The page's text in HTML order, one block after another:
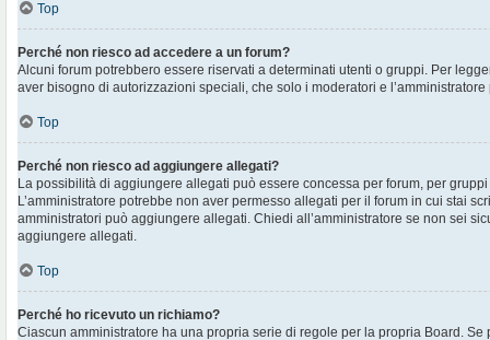
Top
Perché non riesco ad accedere a un forum?
Alcuni forum potrebbero essere riservati a determinati utenti o gruppi. Per
aver bisogno di autorizzazioni speciali, che solo i moderatori e
Top
Perché non riesco ad aggiungere allegati?
La possibilità di aggiungere allegati può essere concessa per forum, per
L’amministratore potrebbe non aver permesso allegati per il forum in cui stai
amministratori può aggiungere allegati. Chiedi all’amministratore se non sei
aggiungere allegati.
Top
Perché ho ricevuto un richiamo?
Ciascun amministratore ha una propria serie di regole per la propria Board.